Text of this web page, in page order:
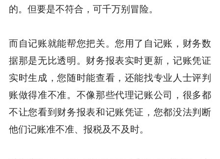
的。但要是不符合，可千万别冒险。
而自记账就能帮您把关。您用了自记账，财务数
据那是无比透明。财务报表实时更新，记账凭证
实时生成，您随时能查看，还能找专业人士评判
账做得准不准。不像那些代理记账公司，很多都
不让您看到财务报表和记账凭证，您都没法判断
他们记账准不准、报税及不及时。